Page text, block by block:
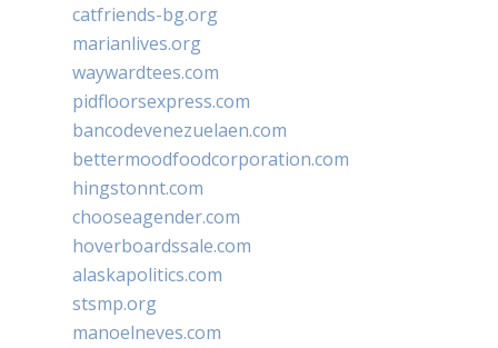
catfriends-bg.org
marianlives.org
waywardtees.com
pidfloorsexpress.com
bancodevenezuelaen.com
bettermoodfoodcorporation.com
hingstonnt.com
chooseagender.com
hoverboardssale.com
alaskapolitics.com
stsmp.org
manoelneves.com